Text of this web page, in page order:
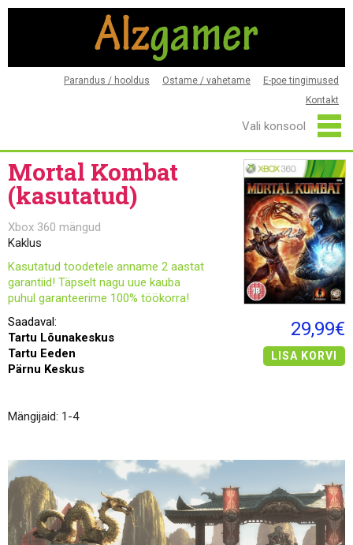
Parandus / hooldus Ostame / vahetame
E-poe tingimused
Kontakt
Mortal Kombat
(kasutatud)
Xbox 360 mängud
Kaklus
Kasutatud toodetele anname 2 aastat
garantiid! Täpselt nagu uue kauba
puhul garanteerime 100% töökorra!
Saadaval:
Tartu Lõunakeskus
Tartu Eeden
Pärnu Keskus
29,99€
LISA KORVI
Mängijaid: 1-4